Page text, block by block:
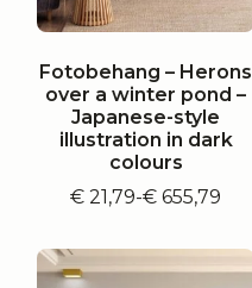
Fotobehang – Herons
over a winter pond –
Japanese-style
illustration in dark
colours
€ 21,79-€ 655,79
Prijsklasse:
tot
€ 655,79